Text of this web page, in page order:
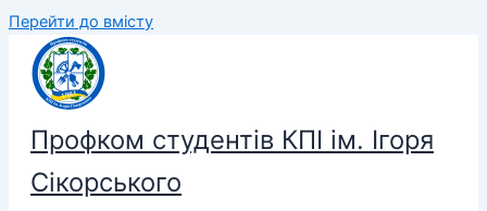
Перейти до вмісту
Профком студентів КПІ ім. Ігоря
Сікорського